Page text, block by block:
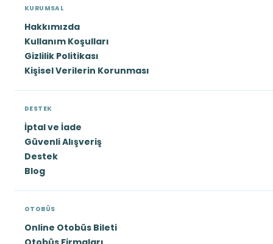
KURUMSAL
Hakkımızda
Kullanım Koşulları
Gizlilik Politikası
Kişisel Verilerin Korunması
DESTEK
İptal ve İade
Güvenli Alışveriş
Destek
Blog
OTOBÜS
Online Otobüs Bileti